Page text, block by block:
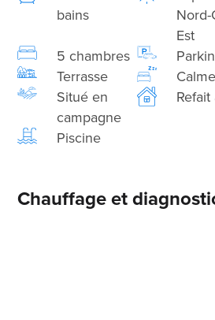
bains
Est
5 chambres
Terrasse
Calme
Situé en
campagne
Piscine
Chauffage et